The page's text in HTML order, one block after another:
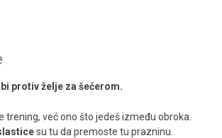
protiv želje za šećerom.
trening, već ono što jedeš između obroka.
su tu da premoste tu prazninu.